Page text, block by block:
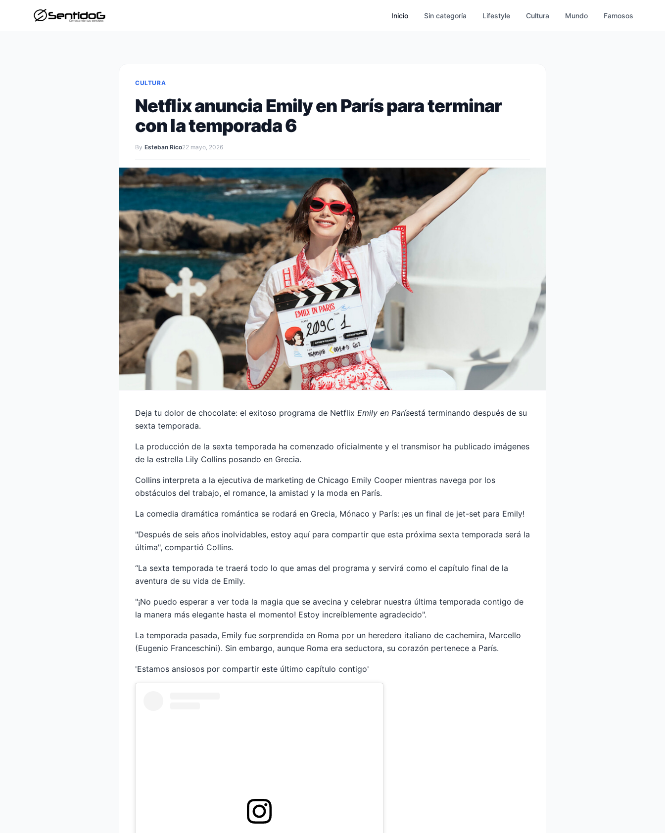
Inicio Sin categoría Lifestyle Cultura Mundo Famosos
CULTURA
Netflix anuncia Emily en París para terminar
con la temporada 6
By Esteban Rico22 mayo, 2026
Deja tu dolor de chocolate: el exitoso programa de Netflix Emily en Parísestá terminando después de su
sexta temporada.
La producción de la sexta temporada ha comenzado oficialmente y el transmisor ha publicado imágenes
de la estrella Lily Collins posando en Grecia.
Collins interpreta a la ejecutiva de marketing de Chicago Emily Cooper mientras navega por los
obstáculos del trabajo, el romance, la amistad y la moda en París.
La comedia dramática romántica se rodará en Grecia, Mónaco y París: ¡es un final de jet-set para Emily!
"Después de seis años inolvidables, estoy aquí para compartir que esta próxima sexta temporada será la
última", compartió Collins.
“La sexta temporada te traerá todo lo que amas del programa y servirá como el capítulo final de la
aventura de su vida de Emily.
"¡No puedo esperar a ver toda la magia que se avecina y celebrar nuestra última temporada contigo de
la manera más elegante hasta el momento! Estoy increíblemente agradecido".
La temporada pasada, Emily fue sorprendida en Roma por un heredero italiano de cachemira, Marcello
(Eugenio Franceschini). Sin embargo, aunque Roma era seductora, su corazón pertenece a París.
'Estamos ansiosos por compartir este último capítulo contigo'